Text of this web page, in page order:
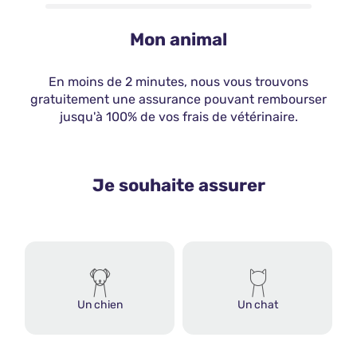
Mon animal
En moins de 2 minutes, nous vous trouvons
gratuitement une assurance pouvant rembourser
jusqu'à 100% de vos frais de vétérinaire.
Je souhaite assurer
Un chien Un chat